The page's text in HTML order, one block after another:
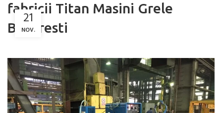
fabricii Titan Masini Grele
Bucuresti
21
NOV.